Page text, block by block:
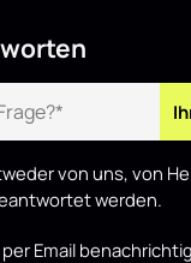
von uns, von
werden.
Email